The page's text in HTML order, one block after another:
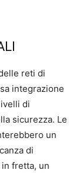
reti di
integrazione
di
sicurezza. Le
un
di
fretta, un